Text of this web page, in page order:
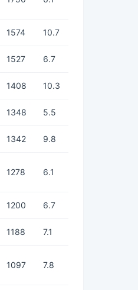
1574 10.7
1527 6.7
1408 10.3
1348 5.5
1342 9.8
1278 6.1
1200 6.7
1188 7.1
1097 7.8